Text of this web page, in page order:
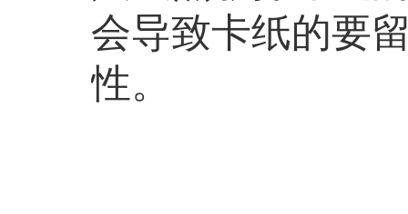
会导致卡纸的要
性。